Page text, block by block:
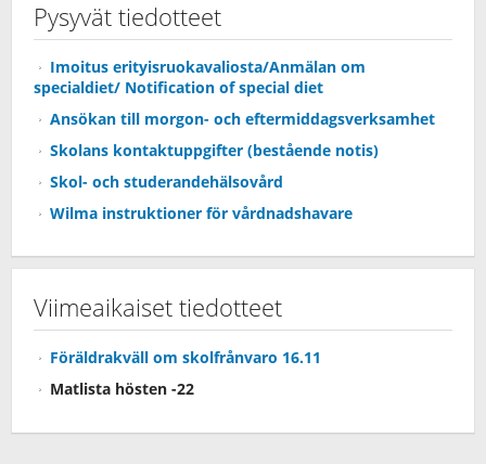
Pysyvät tiedotteet
Imoitus erityisruokavaliosta/Anmälan om
specialdiet/ Notification of special diet
Ansökan till morgon- och eftermiddagsverksamhet
Skolans kontaktuppgifter (bestående notis)
Skol- och studerandehälsovård
Wilma instruktioner för vårdnadshavare
Viimeaikaiset tiedotteet
Föräldrakväll om skolfrånvaro 16.11
Matlista hösten -22